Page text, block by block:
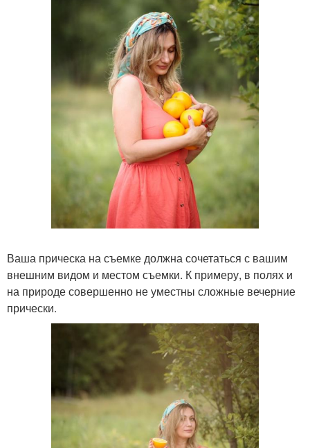
Ваша прическа на съемке должна сочетаться с вашим
внешним видом и местом съемки. К примеру, в полях и
на природе совершенно не уместны сложные вечерние
прически.